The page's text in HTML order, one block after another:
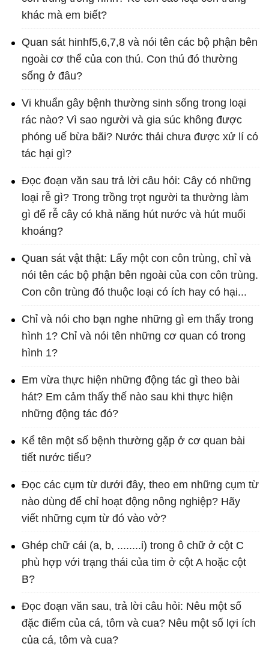
khác mà em biết?
Quan sát hinhf5,6,7,8 và nói tên các bộ phận bên
ngoài cơ thể của con thú. Con thú đó thường
sống ở đâu?
Vi khuẩn gây bệnh thường sinh sống trong loại
rác nào? Vì sao người và gia súc không được
phóng uế bừa bãi? Nước thải chưa được xử lí có
tác hại gì?
Đọc đoạn văn sau trả lời câu hỏi: Cây có những
loại rễ gì? Trong trồng trọt người ta thường làm
gì để rễ cây có khả năng hút nước và hút muối
khoáng?
Quan sát vật thật: Lấy một con côn trùng, chỉ và
nói tên các bộ phận bên ngoài của con côn trùng.
Con côn trùng đó thuộc loại có ích hay có hại...
Chỉ và nói cho bạn nghe những gì em thấy trong
hình 1? Chỉ và nói tên những cơ quan có trong
hình 1?
Em vừa thực hiện những động tác gì theo bài
hát? Em cảm thấy thế nào sau khi thực hiện
những động tác đó?
Kể tên một số bệnh thường gặp ở cơ quan bài
tiết nước tiểu?
Đọc các cụm từ dưới đây, theo em những cụm từ
nào dùng để chỉ hoạt động nông nghiệp? Hãy
viết những cụm từ đó vào vở?
Ghép chữ cái (a, b, ........i) trong ô chữ ở cột C
phù hợp với trạng thái của tim ở cột A hoặc cột
B?
Đọc đoạn văn sau, trả lời câu hỏi: Nêu một số
đặc điểm của cá, tôm và cua? Nêu một số lợi ích
của cá, tôm và cua?